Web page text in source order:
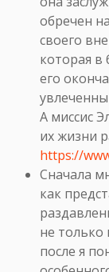
обречен
своего
которая
его
А миссис
их жизни
https://
Сначала
как
не только
после я